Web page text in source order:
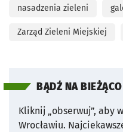
nasadzenia zieleni
Zarząd Zieleni Miejskiej
BĄDŹ NA
Kliknij „obserwuj”, aby
Wrocławiu.